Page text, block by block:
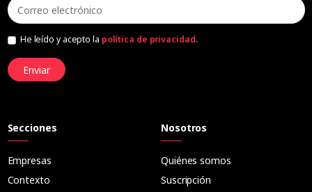
He leído y acepto la política de privacidad.
Enviar
Secciones
Empresas
Contexto
Nosotros
Quiénes somos
Suscripción